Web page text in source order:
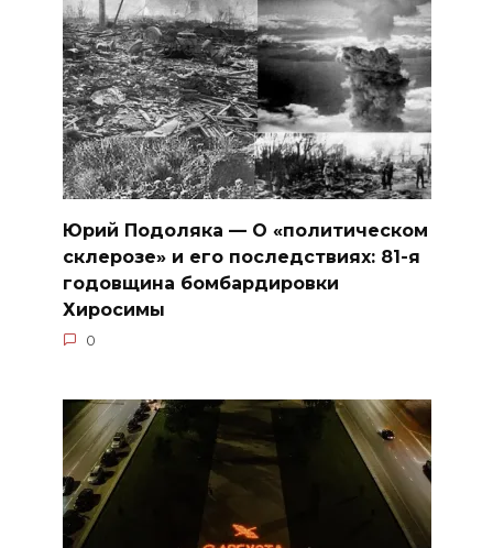
Юрий Подоляка — О «политическом
склерозе» и его последствиях: 81-я
годовщина бомбардировки
Хиросимы
0